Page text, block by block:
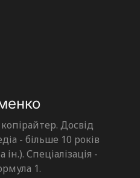
Досвід
- більше 10 років
Спеціалізація -
1.